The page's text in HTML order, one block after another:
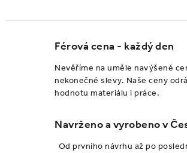
Férová cena - každý den
Nevěříme na uměle navýšené
nekonečné slevy. Naše ceny
hodnotu materiálu i práce.
Navrženo a vyrobeno v
Od prvního návrhu až po